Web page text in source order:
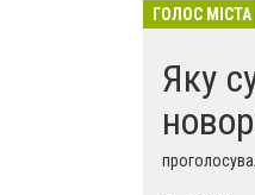
ГОЛОС МІСТА
Яку